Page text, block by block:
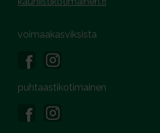
voimaakasviksista
puhtaastikotimainen